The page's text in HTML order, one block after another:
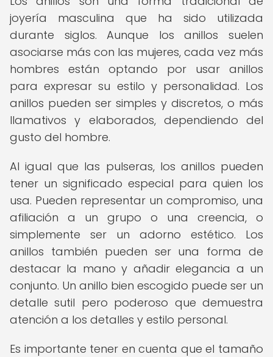
joyería masculina que ha sido utilizada
durante siglos. Aunque los anillos suelen
asociarse más con las mujeres, cada vez más
hombres están optando por usar anillos
para expresar su estilo y personalidad. Los
anillos pueden ser simples y discretos, o más
llamativos y elaborados, dependiendo del
gusto del hombre.
Al igual que las pulseras, los anillos pueden
tener un significado especial para quien los
usa. Pueden representar un compromiso, una
afiliación a un grupo o una creencia, o
simplemente ser un adorno estético. Los
anillos también pueden ser una forma de
destacar la mano y añadir elegancia a un
conjunto. Un anillo bien escogido puede ser un
detalle sutil pero poderoso que demuestra
atención a los detalles y estilo personal.
Es importante tener en cuenta que el tamaño